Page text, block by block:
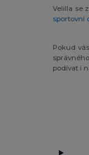
Velilla se
sportovní
Pokud
správného
podívat i